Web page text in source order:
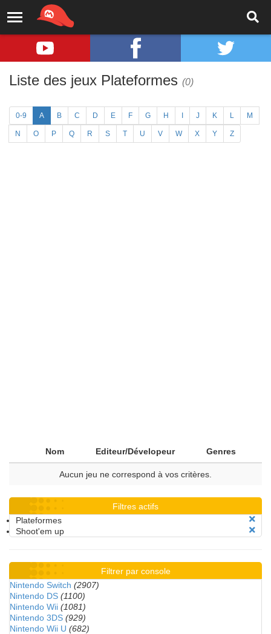
Liste des jeux Plateformes (0)
0-9 A B C D E F G H J K L M
N O P Q R S T U V W X Y Z
Nom Editeur/Dévelopeur Genres
Aucun jeu ne correspond à vos critères.
Filtres actifs
Plateformes
Shoot'em up
Filtrer par console
Nintendo Switch (2907)
Nintendo DS (1100)
Nintendo Wii (1081)
Nintendo 3DS (929)
Nintendo Wii U (682)